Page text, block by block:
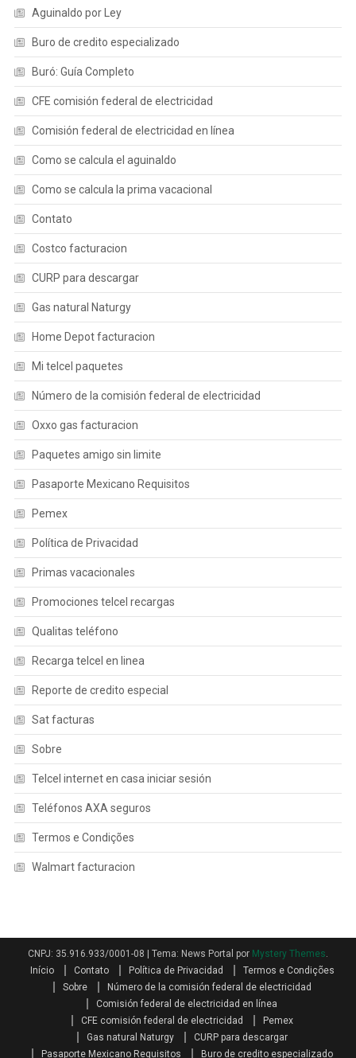
Aguinaldo por Ley
Buro de credito especializado
Buró: Guía Completo
CFE comisión federal de electricidad
Comisión federal de electricidad en línea
Como se calcula el aguinaldo
Como se calcula la prima vacacional
Contato
Costco facturacion
CURP para descargar
Gas natural Naturgy
Home Depot facturacion
Mi telcel paquetes
Número de la comisión federal de electricidad
Oxxo gas facturacion
Paquetes amigo sin limite
Pasaporte Mexicano Requisitos
Pemex
Política de Privacidad
Primas vacacionales
Promociones telcel recargas
Qualitas teléfono
Recarga telcel en linea
Reporte de credito especial
Sat facturas
Sobre
Telcel internet en casa iniciar sesión
Teléfonos AXA seguros
Termos e Condições
Walmart facturacion
CNPJ: 35.916.933/0001-08 Tema: News Portal por Mystery Themes.
Início
Contato Política de Privacidad
Termos e Condições
Sobre
Número de la comisión federal de electricidad
Comisión federal de electricidad en línea
CFE comisión federal de electricidad
Pemex
Gas natural Naturgy
CURP para descargar
Pasaporte Mexicano Requisitos
Buro de credito especializado